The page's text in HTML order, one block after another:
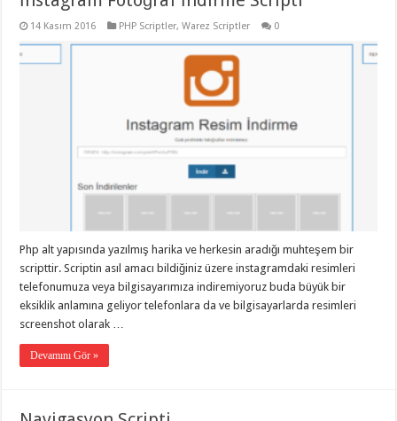
14 Kasım 2016 PHP Scriptler,Warez Scriptler 0
Php alt yapısında yazılmış harika ve herkesin aradığı muhteşem bir
scripttir. Scriptin asıl amacı bildiğiniz üzere instagramdaki resimleri
telefonumuza veya bilgisayarımıza indiremiyoruz buda büyük bir
eksiklik anlamına geliyor telefonlara da ve bilgisayarlarda resimleri
screenshot olarak …
Devamını Gör »